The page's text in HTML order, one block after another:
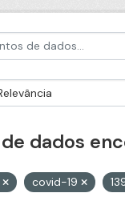
dados
covid-19